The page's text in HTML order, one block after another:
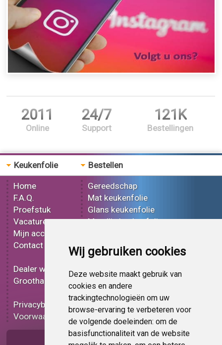
Wij gebruiken cookies
Deze website maakt gebruik van
cookies en andere
trackingtechnologieën om uw
browse-ervaring te verbeteren voor
de volgende doeleinden: om de
basisfunctionaliteit van de website
2011
Online
24/7
Support
121K
Bestellingen
Keukenfolie
Home
F.A.Q.
Proefstuk
Vacatures
Mijn account
Contact
Dealer worden
Groothandel
Privacybeleid
Voorwaarden
Bestellen
Gereedschap
Mat keukenfolie
Glans keukenfolie
Metallic keukenfolie
Effect keukenfolie
Bedrukt keukenfolie
Carbon keukenfolie
Lampen folie
Functionele folie
Keukenfolie korting
Op bestelling
Pagina delen